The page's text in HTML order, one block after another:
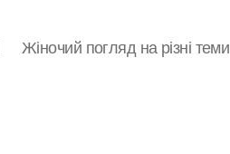
Жіночий погляд на різні теми